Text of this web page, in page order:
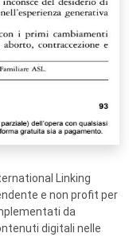
Linking
e non profit per
da
digitali nelle